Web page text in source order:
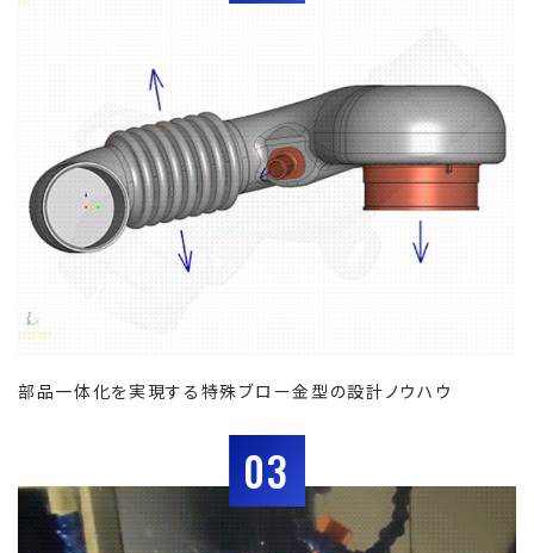
部品一体化を実現する特殊ブロー金型の設計ノウハウ
03